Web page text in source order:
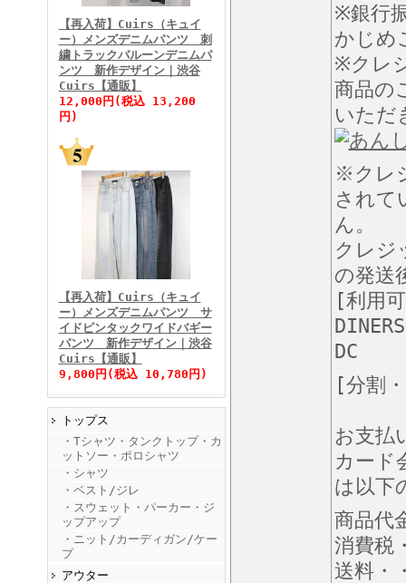
FINEBOYS2026年1月号
FINEBOYS2025年11月号
FINEBOYS2025年10月号
【再入荷】Cuirs（キュイ
ー）メンズデニムパンツ 刺
繍トラックバルーンデニムパ
ンツ 新作デザイン｜渋谷
Cuirs【通販】
12,000円(税込 13,200
円)
【再入荷】Cuirs（キュイ
ー）メンズデニムパンツ サ
イドピンタックワイドバギー
パンツ 新作デザイン｜渋谷
Cuirs【通販】
9,800円(税込 10,780円)
トップス
・Tシャツ・タンクトップ・カ
ットソー・ポロシャツ
・シャツ
・ベスト/ジレ
・スウェット・パーカー・ジ
ップアップ
・ニット/カーディガン/ケー
プ
アウター
※銀行
かじめ
※クレ
商品の
いただ
※クレ
されて
ん。
クレジ
の発送
[利用
DC
[分割
お支払
カード
は以下
商品代
消費税
送料・